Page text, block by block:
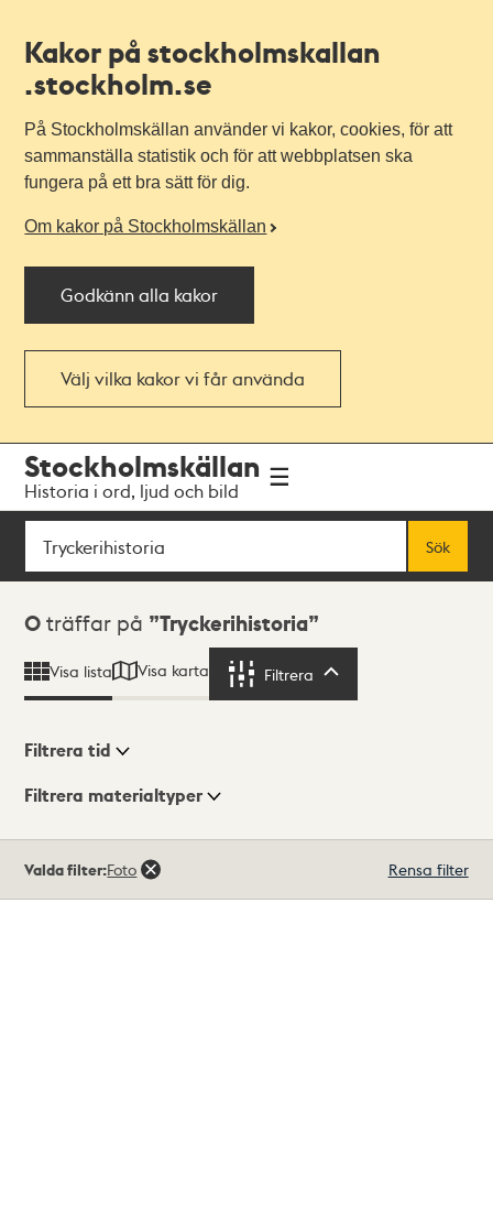
Kakor på stockholmskallan
.stockholm.se
På Stockholmskällan använder vi kakor, cookies, för att
sammanställa statistik och för att webbplatsen ska
fungera på ett bra sätt för dig.
Om kakor på Stockholmskällan
Godkänn alla kakor
Välj vilka kakor vi får använda
navigationen
huvudinnehållet
Stockholmskällan
Historia i ord, ljud och bild
Sök
Sök
Sökresultat
0 träffar på Tryckerihistoria
Visa lista Visa karta Filtrera
Visningsläge
Filtrera tid
Filtrera materialtyper
träffar
Valda filter:Foto Rensa filter